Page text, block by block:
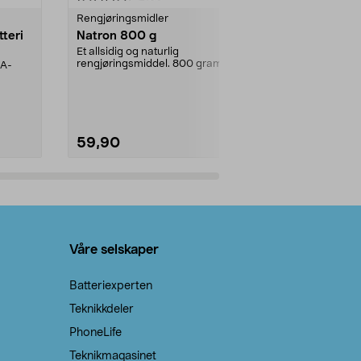
Rengjøringsmidler
Natron 800 g
Et allsidig og naturlig
rengjøringsmiddel. 800 gram
59,90
Våre selskaper
Batteriexperten
Teknikkdeler
PhoneLife
Teknikmagasinet